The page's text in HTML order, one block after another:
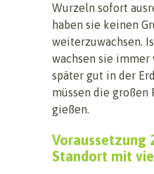
Wurzeln sofort
haben sie keinen
weiterzuwachsen.
wachsen sie immer
später gut in der
müssen die großen
gießen.
Voraussetzung
Standort mit